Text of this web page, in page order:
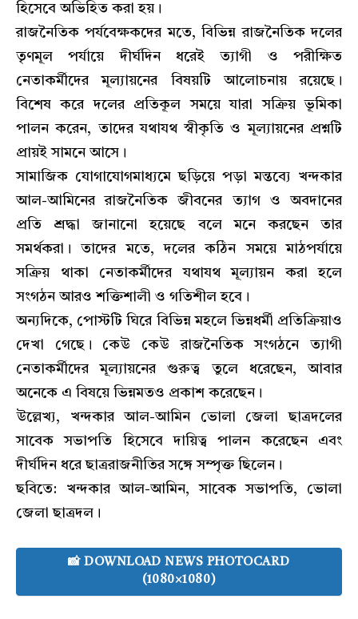
হিসেবে অভিহিত করা হয়।
রাজনৈতিক পর্যবেক্ষকদের মতে, বিভিন্ন রাজনৈতিক দলের
তৃণমূল পর্যায়ে দীর্ঘদিন ধরেই ত্যাগী ও পরীক্ষিত
নেতাকর্মীদের মূল্যায়নের বিষয়টি আলোচনায় রয়েছে।
বিশেষ করে দলের প্রতিকূল সময়ে যারা সক্রিয় ভূমিকা
পালন করেন, তাদের যথাযথ স্বীকৃতি ও মূল্যায়নের প্রশ্নটি
প্রায়ই সামনে আসে।
সামাজিক যোগাযোগমাধ্যমে ছড়িয়ে পড়া মন্তব্যে খন্দকার
আল-আমিনের রাজনৈতিক জীবনের ত্যাগ ও অবদানের
প্রতি শ্রদ্ধা জানানো হয়েছে বলে মনে করছেন তার
সমর্থকরা। তাদের মতে, দলের কঠিন সময়ে মাঠপর্যায়ে
সক্রিয় থাকা নেতাকর্মীদের যথাযথ মূল্যায়ন করা হলে
সংগঠন আরও শক্তিশালী ও গতিশীল হবে।
অন্যদিকে, পোস্টটি ঘিরে বিভিন্ন মহলে ভিন্নধর্মী প্রতিক্রিয়াও
দেখা গেছে। কেউ কেউ রাজনৈতিক সংগঠনে ত্যাগী
নেতাকর্মীদের মূল্যায়নের গুরুত্ব তুলে ধরেছেন, আবার
অনেকে এ বিষয়ে ভিন্নমতও প্রকাশ করেছেন।
উল্লেখ্য, খন্দকার আল-আমিন ভোলা জেলা ছাত্রদলের
সাবেক সভাপতি হিসেবে দায়িত্ব পালন করেছেন এবং
দীর্ঘদিন ধরে ছাত্ররাজনীতির সঙ্গে সম্পৃক্ত ছিলেন।
ছবিতে: খন্দকার আল-আমিন, সাবেক সভাপতি, ভোলা
জেলা ছাত্রদল।
📸 DOWNLOAD NEWS PHOTOCARD
(1080×1080)